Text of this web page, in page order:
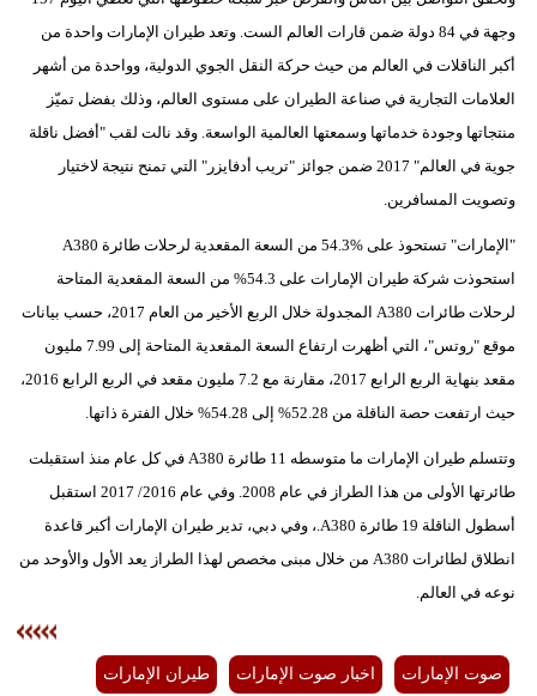
وجهة في 84 دولة ضمن قارات العالم الست. وتعد طيران الإمارات واحدة من
أكبر الناقلات في العالم من حيث حركة النقل الجوي الدولية، وواحدة من أشهر
العلامات التجارية في صناعة الطيران على مستوى العالم، وذلك بفضل تميّز
منتجاتها وجودة خدماتها وسمعتها العالمية الواسعة. وقد نالت لقب "أفضل ناقلة
جوية في العالم" 2017 ضمن جوائز "تريب أدفايزر" التي تمنح نتيجة لاختيار
وتصويت المسافرين.
"الإمارات" تستحوذ على %54.3 من السعة المقعدية لرحلات طائرة A380
استحوذت شركة طيران الإمارات على 54.3% من السعة المقعدية المتاحة
لرحلات طائرات A380 المجدولة خلال الربع الأخير من العام 2017، حسب بيانات
موقع "روتس"، التي أظهرت ارتفاع السعة المقعدية المتاحة إلى 7.99 مليون
مقعد بنهاية الربع الرابع 2017، مقارنة مع 7.2 مليون مقعد في الربع الرابع 2016،
حيث ارتفعت حصة الناقلة من 52.28% إلى 54.28% خلال الفترة ذاتها.
وتتسلم طيران الإمارات ما متوسطه 11 طائرة A380 في كل عام منذ استقبلت
طائرتها الأولى من هذا الطراز في عام 2008. وفي عام 2016/‏‏ 2017 استقبل
أسطول الناقلة 19 طائرة A380.، وفي دبي، تدير طيران الإمارات أكبر قاعدة
انطلاق لطائرات A380 من خلال مبنى مخصص لهذا الطراز يعد الأول والأوحد من
نوعه في العالم.
صوت الإمارات اخبار صوت الإمارات طيران الإمارات